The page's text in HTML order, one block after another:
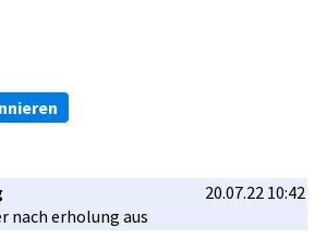
20.07.22 10:42
nach erholung aus